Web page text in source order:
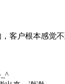
客户根本感觉